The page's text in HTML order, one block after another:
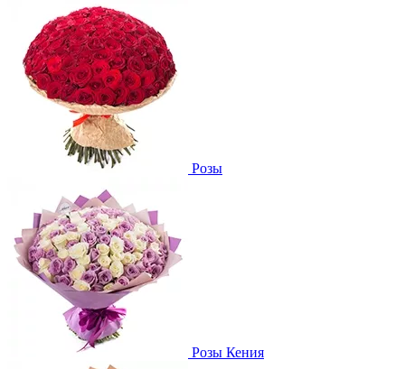
Розы
Розы Кения